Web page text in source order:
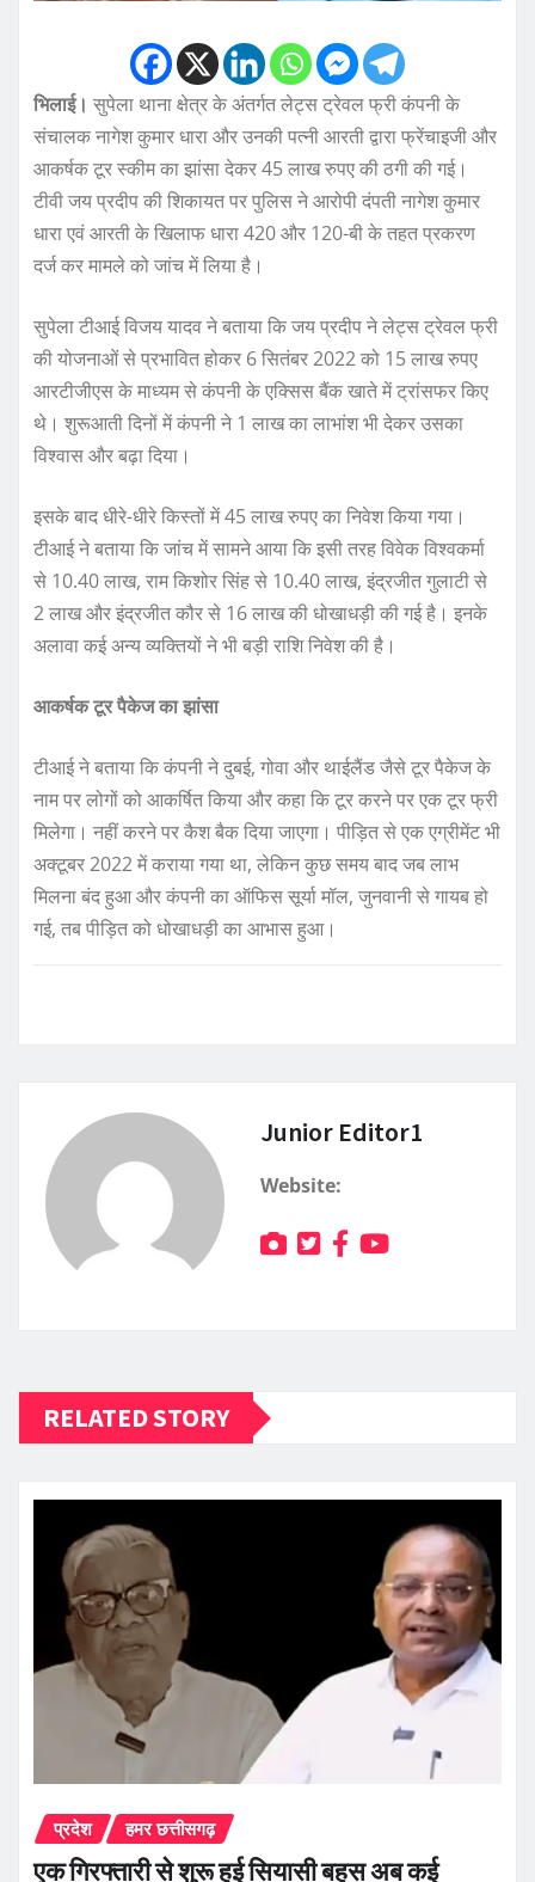
भिलाई। सुपेला थाना क्षेत्र के अंतर्गत लेट्स ट्रेवल फ्री कंपनी के
संचालक नागेश कुमार धारा और उनकी पत्नी आरती द्वारा फ्रेंचाइजी और
आकर्षक टूर स्कीम का झांसा देकर 45 लाख रुपए की ठगी की गई।
टीवी जय प्रदीप की शिकायत पर पुलिस ने आरोपी दंपती नागेश कुमार
धारा एवं आरती के खिलाफ धारा 420 और 120-बी के तहत प्रकरण
दर्ज कर मामले को जांच में लिया है।
सुपेला टीआई विजय यादव ने बताया कि जय प्रदीप ने लेट्स ट्रेवल फ्री
की योजनाओं से प्रभावित होकर 6 सितंबर 2022 को 15 लाख रुपए
आरटीजीएस के माध्यम से कंपनी के एक्सिस बैंक खाते में ट्रांसफर किए
थे। शुरूआती दिनों में कंपनी ने 1 लाख का लाभांश भी देकर उसका
विश्वास और बढ़ा दिया।
इसके बाद धीरे-धीरे किस्तों में 45 लाख रुपए का निवेश किया गया।
टीआई ने बताया कि जांच में सामने आया कि इसी तरह विवेक विश्वकर्मा
से 10.40 लाख, राम किशोर सिंह से 10.40 लाख, इंद्रजीत गुलाटी से
2 लाख और इंद्रजीत कौर से 16 लाख की धोखाधड़ी की गई है। इनके
अलावा कई अन्य व्यक्तियों ने भी बड़ी राशि निवेश की है।
आकर्षक टूर पैकेज का झांसा
टीआई ने बताया कि कंपनी ने दुबई, गोवा और थाईलैंड जैसे टूर पैकेज के
नाम पर लोगों को आकर्षित किया और कहा कि टूर करने पर एक टूर फ्री
मिलेगा। नहीं करने पर कैश बैक दिया जाएगा। पीड़ित से एक एग्रीमेंट भी
अक्टूबर 2022 में कराया गया था, लेकिन कुछ समय बाद जब लाभ
मिलना बंद हुआ और कंपनी का ऑफिस सूर्या मॉल, जुनवानी से गायब हो
गई, तब पीड़ित को धोखाधड़ी का आभास हुआ।
Junior Editor1
Website:
RELATED STORY
प्रदेश हमर छत्तीसगढ़
एक गिरफ्तारी से शुरू हुई सियासी बहस अब कई